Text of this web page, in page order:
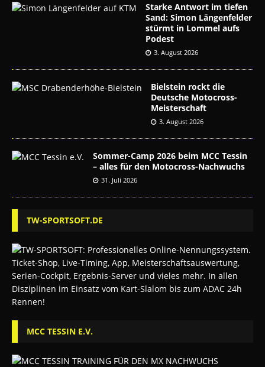
Starke Antwort im tiefen
Sand: Simon Längenfelder
stürmt in Lommel aufs
Podest
3. August 2026
Bielstein rockt die
Deutsche Motocross-
Meisterschaft
3. August 2026
Sommer-Camp 2026 beim MCC Tessin
– alles für den Motocross-Nachwuchs
31. Juli 2026
TW-SPORTSOFT.DE
MCC TESSIN E.V.